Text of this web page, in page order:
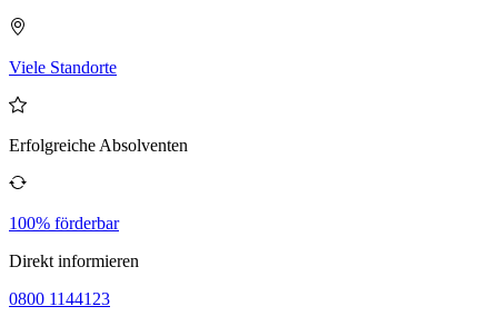
Viele Standorte
Erfolgreiche Absolventen
100% förderbar
Direkt informieren
0800 1144123